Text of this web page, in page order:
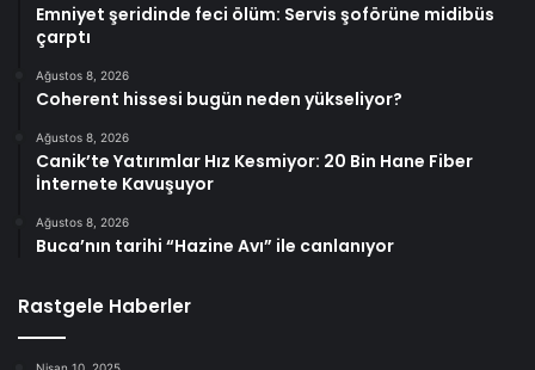
Emniyet şeridinde feci ölüm: Servis şoförüne midibüs
çarptı
Ağustos 8, 2026
Coherent hissesi bugün neden yükseliyor?
Ağustos 8, 2026
Canik’te Yatırımlar Hız Kesmiyor: 20 Bin Hane Fiber
İnternete Kavuşuyor
Ağustos 8, 2026
Buca’nın tarihi “Hazine Avı” ile canlanıyor
Rastgele Haberler
Nisan 10, 2025